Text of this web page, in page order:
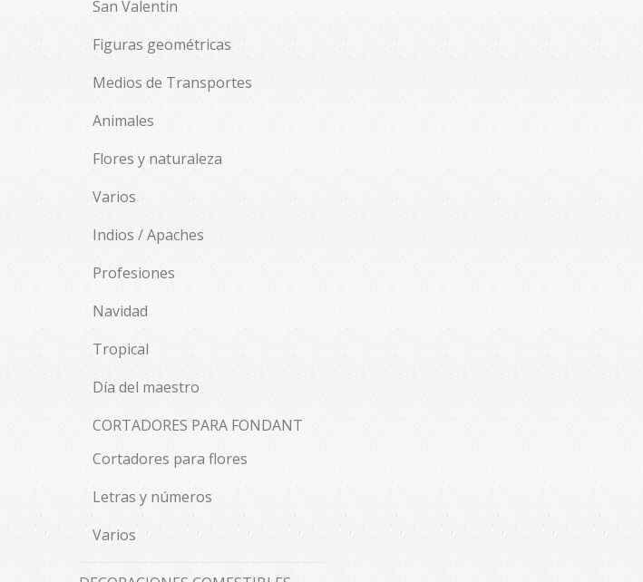
San Valentin
Figuras geométricas
Medios de Transportes
Animales
Flores y naturaleza
Varios
Indios / Apaches
Profesiones
Navidad
Tropical
Día del maestro
CORTADORES PARA FONDANT
Cortadores para flores
Letras y números
Varios